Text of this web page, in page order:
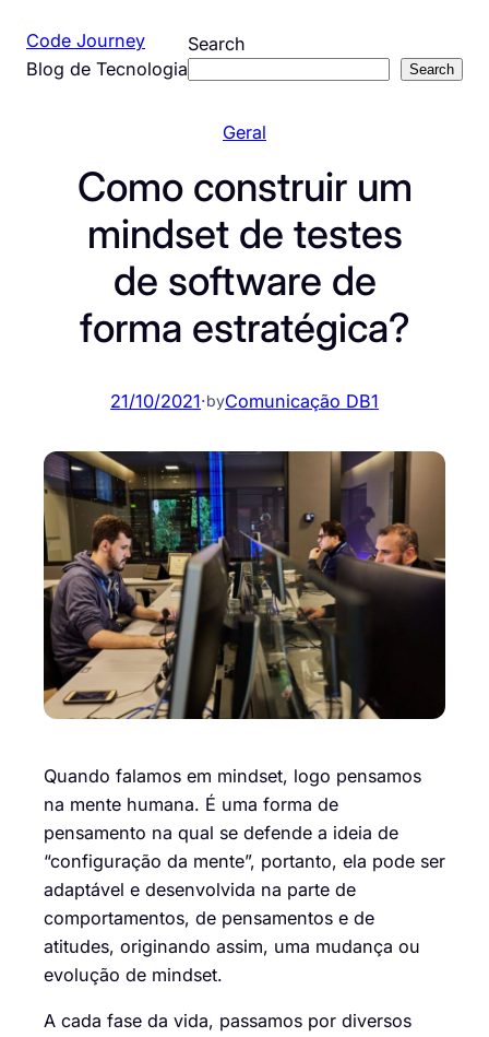
para
Code Journey
Blog de Tecnologia
Search
Search
Geral
Como construir um
mindset de testes
de software de
forma estratégica?
21/10/2021·byComunicação DB1
Quando falamos em mindset, logo pensamos
na mente humana. É uma forma de
pensamento na qual se defende a ideia de
“configuração da mente”, portanto, ela pode ser
adaptável e desenvolvida na parte de
comportamentos, de pensamentos e de
atitudes, originando assim, uma mudança ou
evolução de mindset.
A cada fase da vida, passamos por diversos